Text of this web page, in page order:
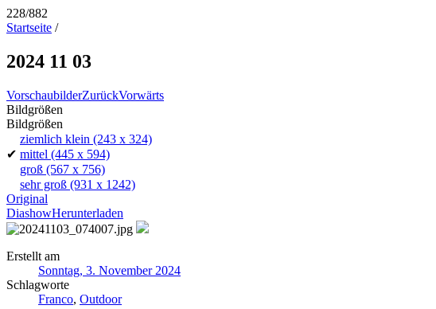
228/882
Startseite /
2024 11 03
VorschaubilderZurückVorwärts
Bildgrößen
Bildgrößen
ziemlich klein (243 x 324)
✔ mittel (445 x 594)
groß (567 x 756)
sehr groß (931 x 1242)
Original
DiashowHerunterladen
Erstellt am
Sonntag, 3. November 2024
Schlagworte
Franco, Outdoor